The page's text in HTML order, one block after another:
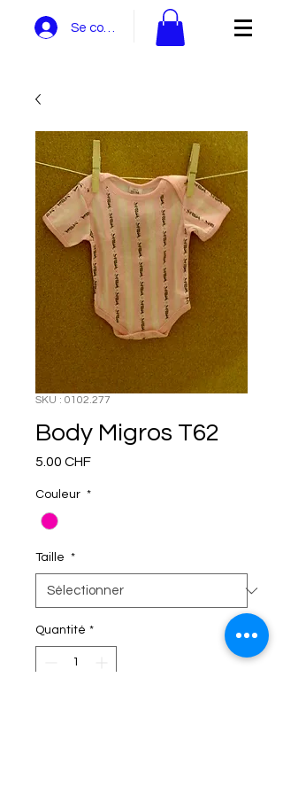
Se connecter
SKU : 0102.277
Body Migros T62
5.00 CHFPrix
Couleur *
Taille *
Quantité *